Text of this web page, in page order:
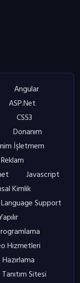
Angular
ASP.Net
CSS3
Donanım
İşletmem
Javascript
Kimlik
Language Support
Hizmetleri
Sitesi